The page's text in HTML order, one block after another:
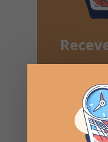
Lotos,